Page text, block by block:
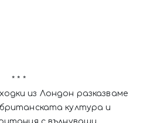
* * *
из Лондон разказваме
култура и